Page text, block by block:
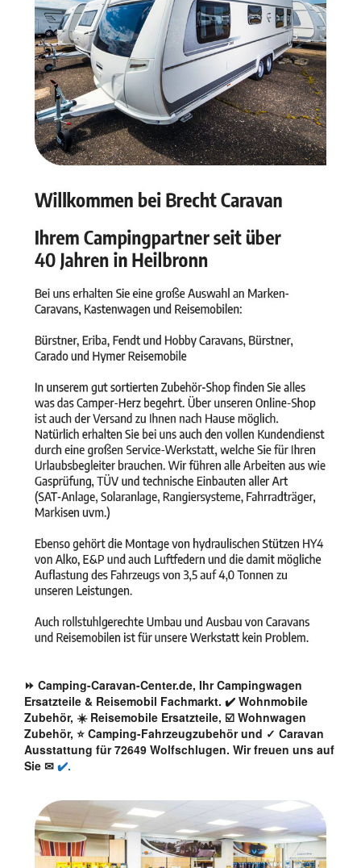
⏩ Camping-Caravan-Center.de, Ihr Campingwagen
Ersatzteile & Reisemobil Fachmarkt. ✔️ Wohnmobile
Zubehör, ☀️ Reisemobile Ersatzteile, ☑️ Wohnwagen
Zubehör, ⭐ Camping-Fahrzeugzubehör und ✓ Caravan
Ausstattung für 72649 Wolfschlugen. Wir freuen uns auf
Sie ✉ ✔️.